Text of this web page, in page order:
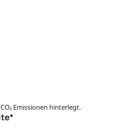
Emissionen hinterlegt.